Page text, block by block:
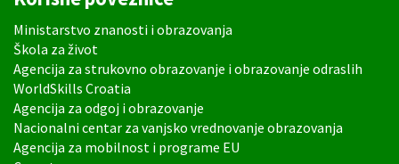
Ministarstvo znanosti i obrazovanja
Škola za život
Agencija za strukovno obrazovanje i obrazovanje odraslih
WorldSkills Croatia
Agencija za odgoj i obrazovanje
Nacionalni centar za vanjsko vrednovanje obrazovanja
Agencija za mobilnost i programe EU